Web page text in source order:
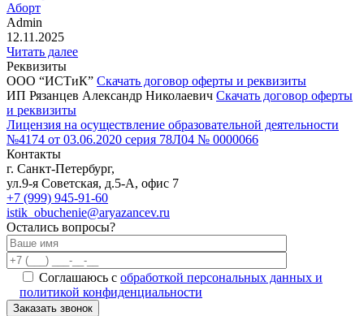
Аборт
Admin
12.11.2025
Читать далее
Реквизиты
ООО “ИСТиК” Скачать договор оферты и реквизиты
ИП Рязанцев Александр Николаевич Скачать договор оферты
и реквизиты
Лицензия на осуществление образовательной деятельности
№4174 от 03.06.2020 серия 78Л04 № 0000066
Контакты
г. Санкт-Петербург,
ул.9-я Советская, д.5-А, офис 7
+7 (999) 945-91-60
istik_obuchenie@aryazancev.ru
Остались вопросы?
Соглашаюсь с обработкой персональных данных и
политикой конфиденциальности
Заказать звонок